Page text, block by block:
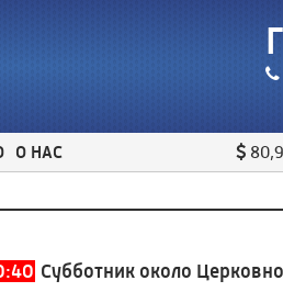
О НАС
около Церковного пруда